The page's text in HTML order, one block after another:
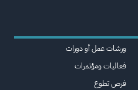
ورشات عمل أو دورات
فعاليات ومؤتمرات
فرص تطوع